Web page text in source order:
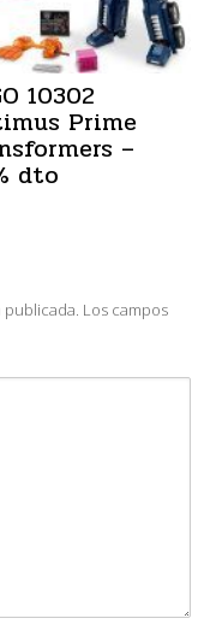
10302
Prime
–
dto
Los campos